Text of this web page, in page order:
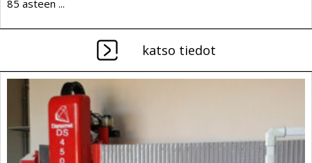
85 asteen ...
katso tiedot